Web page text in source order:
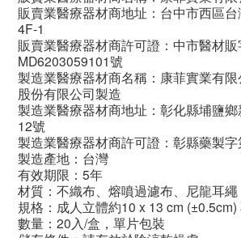
販賣業醫療器材商地址：台中市西區
4F-1
販賣業醫療器材商許可證：中市醫材
MD6203059101號
製造業醫療器材商名稱：康菲實業有限
股份有限公司製造
製造業醫療器材商地址：彰化縣埔鹽
12號
製造業醫療器材商許可證：彰縣藥製
製造產地：台灣
有效期限：5年
材質：不織布、熔噴過濾布、尼龍耳繩
規格：成人立體約10 x 13 cm
數量：20入/盒，單片包裝